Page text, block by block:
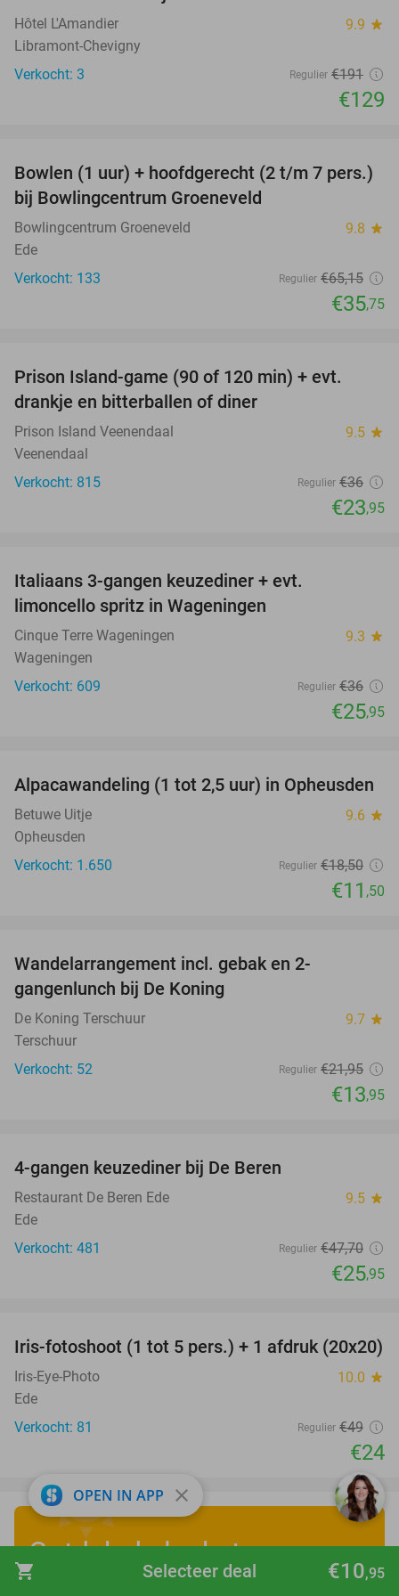
shopping_cart €10,95
Selecteer deal
Hôtel L'Amandier 9.9 star
Libramont-Chevigny
Verkocht: 3
Regulier €191
€129
45%
Bowlen (1 uur) + hoofdgerecht (2 t/m 7 pers.)
bij Bowlingcentrum Groeneveld
Bowlingcentrum Groeneveld 9.8 star
Ede
Verkocht: 133
Regulier €65,15
€35,75
Prison Island-game (90 of 120 min) + evt.
drankje en bitterballen of diner
Prison Island Veenendaal 9.5 star
Veenendaal
Verkocht: 815
Regulier €36
€23,95
Italiaans 3-gangen keuzediner + evt.
limoncello spritz in Wageningen
Cinque Terre Wageningen 9.3 star
Wageningen
Verkocht: 609
Regulier €36
€25,95
38%
Alpacawandeling (1 tot 2,5 uur) in Opheusden
Betuwe Uitje 9.6 star
Opheusden
Verkocht: 1.650
Regulier €18,50
€11 ,50
Wandelarrangement incl. gebak en 2-
gangenlunch bij De Koning
De Koning Terschuur 9.7 star
Terschuur
Verkocht: 52
Regulier €21,95
€13,95
4-gangen keuzediner bij De Beren
Restaurant De Beren Ede 9.5 star
Ede
Verkocht: 481
Regulier €47,70
€25,95
51%
Iris-fotoshoot (1 tot 5 pers.) + 1 afdruk (20x20)
Iris-Eye-Photo 10.0 star
Ede
Verkocht: 81
Regulier €49
€24
Ontdek de leukste
zomervakantiedeals
OPEN IN APP close